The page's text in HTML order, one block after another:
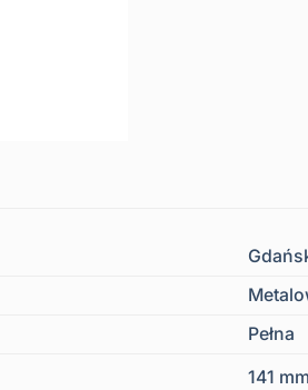
Pełna
141 mm